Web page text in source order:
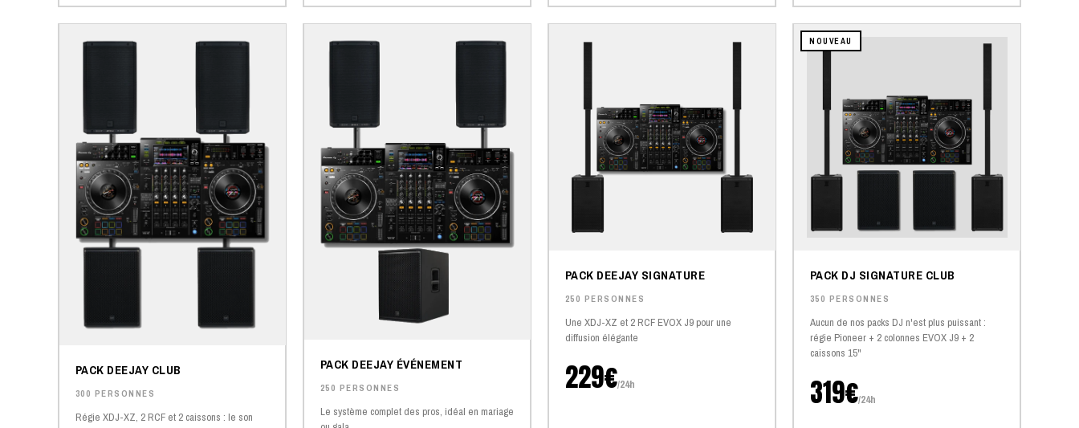
PACK DEEJAY CLUB
300 PERSONNES
Régie XDJ-XZ, 2 RCF et 2 caissons : le son
PACK DEEJAY ÉVÉNEMENT
250 PERSONNES
Le système complet des pros, idéal en mariage
PACK DEEJAY SIGNATURE
250 PERSONNES
Une XDJ-XZ et 2 RCF EVOX J9 pour une
diffusion élégante
229€/24h
NOUVEAU
PACK DJ SIGNATURE CLUB
350 PERSONNES
Aucun de nos packs DJ n'est plus puissant :
régie Pioneer + 2 colonnes EVOX J9 + 2
caissons 15"
319€/24h